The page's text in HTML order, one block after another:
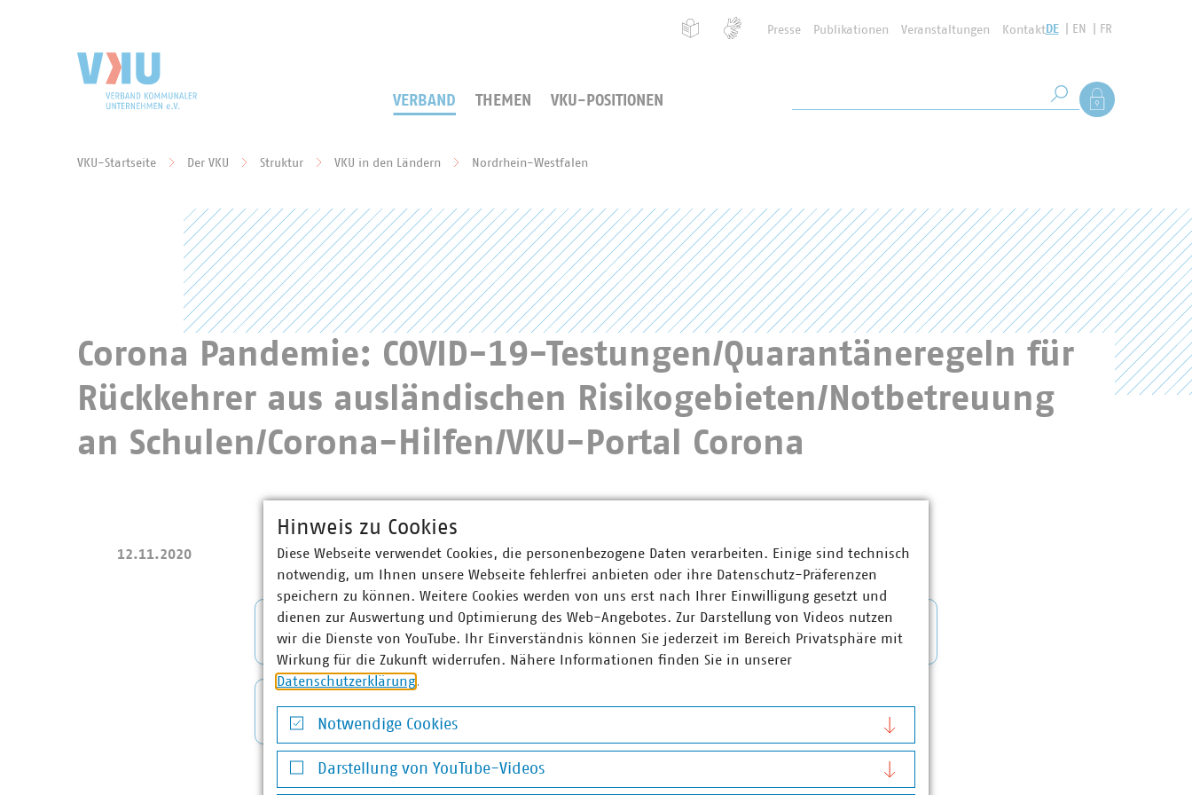
Presse Publikationen Veranstaltungen KontaktDE EN FR
VERBAND THEMEN VKU-POSITIONEN Suche starten
Als Mitglied
VKU-Startseite Der VKU Struktur VKU in den Ländern Nordrhein-Westfalen
Corona Pandemie: COVID-19-Testungen/Quarantäneregeln für
Rückkehrer aus ausländischen Risikogebieten/Notbetreuung
an Schulen/Corona-Hilfen/VKU-Portal Corona
12.11.2020
Mitgliederrundschreiben Anlage 1
Anlage 2
Hinweis zu Cookies
Diese Webseite verwendet Cookies, die personenbezogene Daten verarbeiten. Einige sind technisch
notwendig, um Ihnen unsere Webseite fehlerfrei anbieten oder ihre Datenschutz-Präferenzen
speichern zu können. Weitere Cookies werden von uns erst nach Ihrer Einwilligung gesetzt und
dienen zur Auswertung und Optimierung des Web-Angebotes. Zur Darstellung von Videos nutzen
wir die Dienste von YouTube. Ihr Einverständnis können Sie jederzeit im Bereich Privatsphäre mit
Wirkung für die Zukunft widerrufen. Nähere Informationen finden Sie in unserer
Datenschutzerklärung.
Notwendige Cookies
Notwendige Cookies
Darstellung von YouTube-Videos